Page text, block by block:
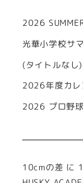
2026
光華小学校サ
(タイトルなし)
2026年度カレ
2026 プロ野
10cmの差 に